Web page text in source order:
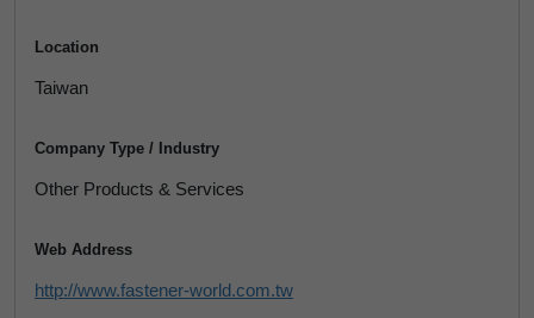
Location
Taiwan
Company Type / Industry
Other Products & Services
Web Address
http://www.fastener-world.com.tw